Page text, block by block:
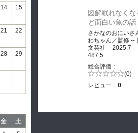
14 15
21 22
28 29
金 土
図解眠れなくな
ど面白い魚の話
さかなのおにいさ
わちゃん／監修 --
文芸社 -- 2025.7 --
487.5
総合評価
5段階評価の (0)
レビュー
0